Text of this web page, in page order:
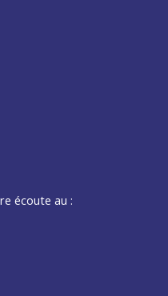
écoute au :